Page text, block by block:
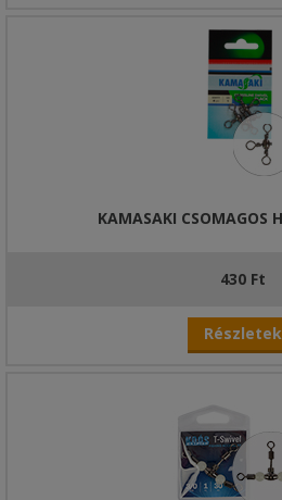
KAMASAKI CSOMAGOS
430 Ft
Részletek